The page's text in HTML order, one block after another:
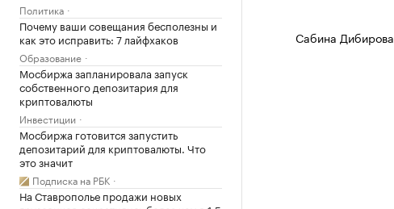
Политика
Почему ваши совещания бесполезны и
как это исправить: 7 лайфхаков
Образование
Мосбиржа запланировала запуск
собственного депозитария для
криптовалюты
Инвестиции
Мосбиржа готовится запустить
депозитарий для криптовалюты. Что
это значит
Подписка на РБК
На Ставрополье продажи новых
Сабина Дибирова